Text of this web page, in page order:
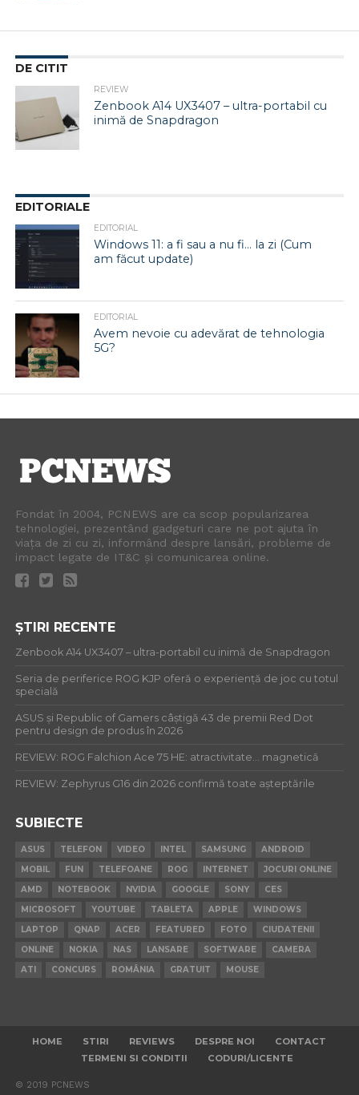
DE CITIT
REVIEW
Zenbook A14 UX3407 – ultra-portabil cu
inimă de Snapdragon
EDITORIALE
EDITORIAL
Windows 11: a fi sau a nu fi… la zi (Cum
am făcut update)
EDITORIAL
Avem nevoie cu adevărat de tehnologia
5G?
Fondat în 2004, PCNEWS are ca scop popularizarea
tehnologiei, prezentând gadgeturi care ne pot ajuta în
viața de zi cu zi, informând despre lansări, probleme de
impact legate de IT&C și comunicarea online.
ȘTIRI RECENTE
Zenbook A14 UX3407 – ultra-portabil cu inimă de Snapdragon
Seria de periferice ROG KJP oferă o experiență de joc cu totul
specială
ASUS și Republic of Gamers câștigă 43 de premii Red Dot
pentru design de produs în 2026
REVIEW: ROG Falchion Ace 75 HE: atractivitate… magnetică
REVIEW: Zephyrus G16 din 2026 confirmă toate așteptările
SUBIECTE
ASUS TELEFON VIDEO INTEL SAMSUNG
ANDROID
MOBIL
FUN TELEFOANE ROG INTERNET
JOCURI ONLINE
AMD
NOTEBOOK NVIDIA GOOGLE SONY
CES
MICROSOFT
YOUTUBE TABLETA APPLE
WINDOWS
LAPTOP
QNAP ACER FEATURED FOTO
CIUDATENII
ONLINE
NOKIA NAS LANSARE SOFTWARE
CAMERA
ATI
CONCURS ROMÂNIA GRATUIT MOUSE
HOME STIRI REVIEWS DESPRE NOI
CONTACT
TERMENI SI CONDITII
CODURI/LICENTE
© 2019 PCNEWS